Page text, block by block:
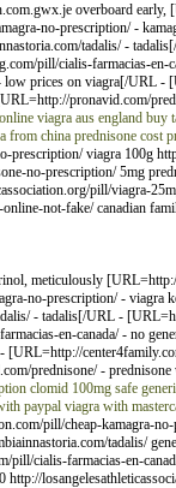
overboard
no-prescription/ -
tadalis/ -
pill/cialis-farmacias-
prices on viagra[/URL
pronavid.com/
viagra aus england buy
from china prednisone cost
prescription/ viagra 100g
no-prescription/ 5mg
pill/viagra-
not-fake/ canadian
meticulously
no-prescription/ -
- tadalis[/URL -
en-canada/ - no
[URL=http://
prednisone/ -
clomid 100mg safe
paypal viagra with
pill/cheap-kamagra-
tadalis/
pill/cialis-farmacias-en-